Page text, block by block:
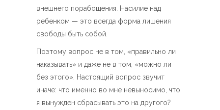
внешнего порабощения. Насилие над
ребенком — это всегда форма лишения
свободы быть собой.
Поэтому вопрос не в том, «правильно ли
наказывать» и даже не в том, «можно ли
без этого». Настоящий вопрос звучит
иначе: что именно во мне невыносимо, что
я вынужден сбрасывать это на другого?